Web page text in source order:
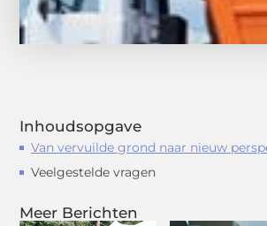
Inhoudsopgave
Van vervuilde grond naar nieuw
Veelgestelde vragen
Meer Berichten